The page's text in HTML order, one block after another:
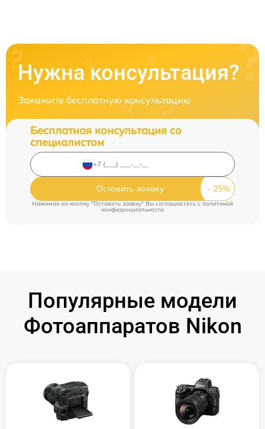
Нужна консультация?
Закажите бесплатную консультацию
Бесплатная консультация со
специалистом
Оставить заявку
Нажимая на кнопку "Оставить заявку" Вы соглашаетесь cполитикой
конфиденциальности
Популярные модели
Фотоаппаратов Nikon